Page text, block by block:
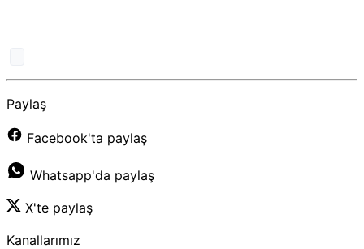
Paylaş
Facebook'ta paylaş
Whatsapp'da paylaş
X'te paylaş
Kanallarımız